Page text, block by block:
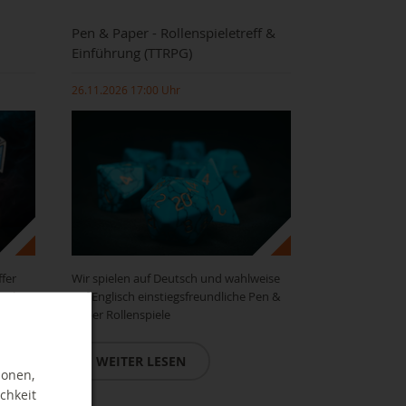
Pen & Paper - Rollenspieletreff &
Einführung (TTRPG)
26.11.2026 17:00 Uhr
Wir spielen auf Deutsch und wahlweise
auf Englisch einstiegsfreundliche Pen &
Paper Rollenspiele
WEITER LESEN